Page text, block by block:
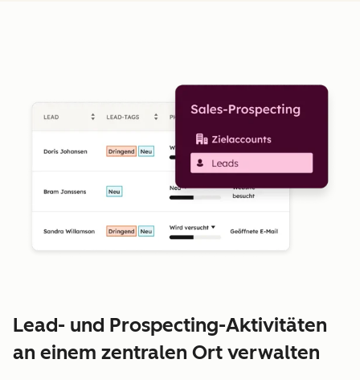
Lead- und Prospecting-Aktivitäten
an einem zentralen Ort verwalten